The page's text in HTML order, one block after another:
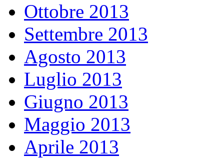
Ottobre 2013
Settembre 2013
Agosto 2013
Luglio 2013
Giugno 2013
Maggio 2013
Aprile 2013